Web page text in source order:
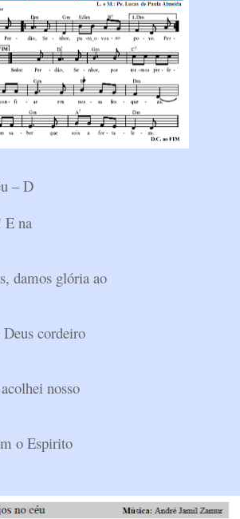
– D
E na
damos glória ao
cordeiro
nosso
o Espirito